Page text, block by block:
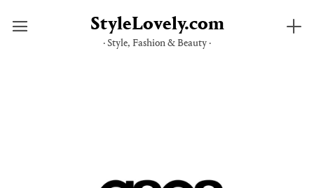
StyleLovely.com
· Style, Fashion & Beauty ·